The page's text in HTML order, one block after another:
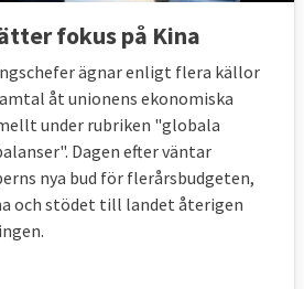
fokus på Kina
ägnar enligt flera källor
åt unionens ekonomiska
under rubriken "globala
Dagen efter väntar
nya bud för flerårsbudgeten,
och stödet till landet återigen